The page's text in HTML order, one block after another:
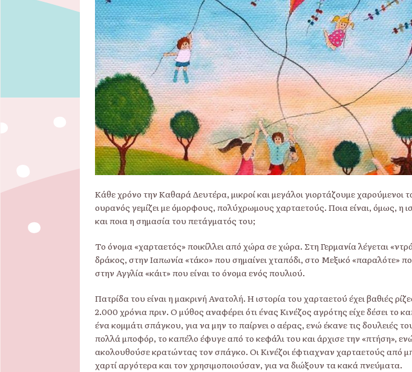
Κάθε χρόνο την Καθαρά Δευτέρα, μικροί και μεγάλοι γιορτάζουμε χαρούμενοι
ουρανός γεμίζει με όμορφους, πολύχρωμους χαρταετούς. Ποια είναι, όμως, η
και ποια η σημασία του πετάγματός του;
Το όνομα «χαρταετός» ποικίλλει από χώρα σε χώρα. Στη Γερμανία λέγεται
δράκος, στην Ιαπωνία «τάκο» που σημαίνει χταπόδι, στο Μεξικό «παραλότε»
στην Αγγλία «κάιτ» που είναι το όνομα ενός πουλιού.
Πατρίδα του είναι η μακρινή Ανατολή. Η ιστορία του χαρταετού έχει βαθιές
2.000 χρόνια πριν. Ο μύθος αναφέρει ότι ένας Κινέζος αγρότης είχε δέσει το
ένα κομμάτι σπάγκου, για να μην το παίρνει ο αέρας, ενώ έκανε τις δουλειές
πολλά μποφόρ, το καπέλο έφυγε από το κεφάλι του και άρχισε την «πτήση»,
ακολουθούσε κρατώντας τον σπάγκο. Οι Κινέζοι έφτιαχναν χαρταετούς από
χαρτί αργότερα και τον χρησιμοποιούσαν, για να διώξουν τα κακά πνεύματα.